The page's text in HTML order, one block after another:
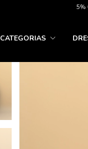
5% OFF
CATEGORIAS